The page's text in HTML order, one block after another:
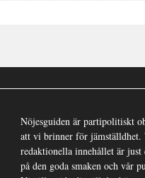
Nöjesguiden är partipolitiskt
att vi brinner för jämställdhet.
redaktionella innehållet är
på den goda smaken och vår